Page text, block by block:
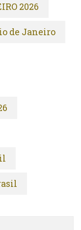
2026
de Janeiro